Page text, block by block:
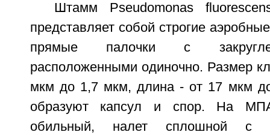
Штамм Pseudomonas
представляет собой строгие
прямые палочки с
расположенными одиночно. Размер
мкм до 1,7 мкм, длина - от 17 мкм
образуют капсул и спор. На
обильный, налет сплошной с